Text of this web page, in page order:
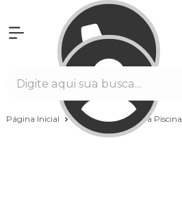
Página Inicial Equipamentos para Piscina